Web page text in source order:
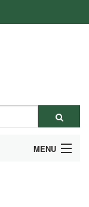
MENU